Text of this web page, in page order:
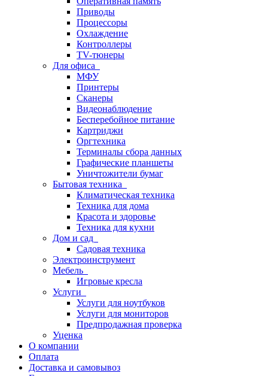
Приводы
Процессоры
Охлаждение
Контроллеры
TV-тюнеры
Для офиса
МФУ
Принтеры
Сканеры
Видеонаблюдение
Бесперебойное питание
Картриджи
Оргтехника
Терминалы сбора данных
Графические планшеты
Уничтожители бумаг
Бытовая техника
Климатическая техника
Техника для дома
Красота и здоровье
Техника для кухни
Дом и сад
Садовая техника
Электроинструмент
Мебель
Игровые кресла
Услуги
Услуги для ноутбуков
Услуги для мониторов
Предпродажная проверка
Уценка
О компании
Оплата
Доставка и самовывоз